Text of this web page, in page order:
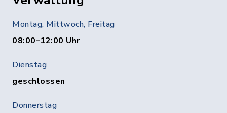
Montag, Mittwoch, Freitag
08:00–12:00 Uhr
Dienstag
geschlossen
Donnerstag